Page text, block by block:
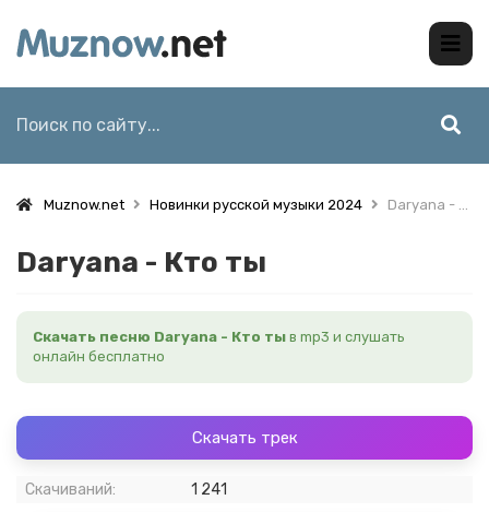
Muznow.net Новинки русской музыки 2024 Daryana - Кто ты
Daryana - Кто ты
Скачать песню Daryana - Кто ты в mp3 и слушать
онлайн бесплатно
Скачать трек
Скачиваний:
1 241